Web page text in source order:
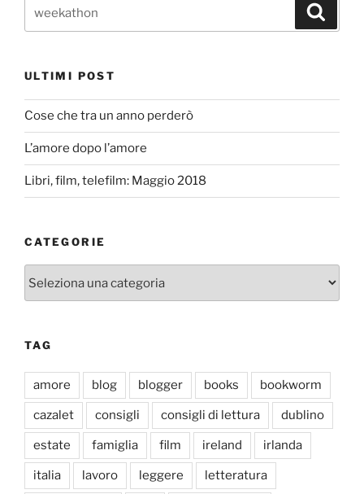
ULTIMI POST
Cose che tra un anno perderò
L’amore dopo l’amore
Libri, film, telefilm: Maggio 2018
CATEGORIE
TAG
amore blog blogger books bookworm
cazalet consigli consigli di lettura dublino
estate famiglia film ireland irlanda
italia lavoro leggere letteratura